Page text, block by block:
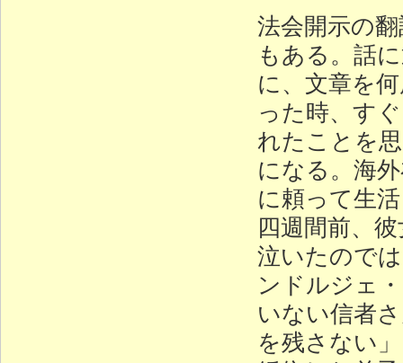
法会開示の
もある。話
に、文章を
った時、す
れたことを
になる。海
に頼って生
四週間前、
泣いたので
ンドルジェ
いない信者
を残さない